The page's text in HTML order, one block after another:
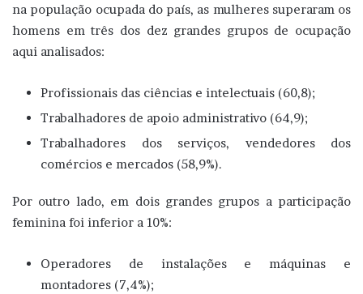
na população ocupada do país, as mulheres superaram os
homens em três dos dez grandes grupos de ocupação
aqui analisados:
Profissionais das ciências e intelectuais (60,8);
Trabalhadores de apoio administrativo (64,9);
Trabalhadores dos serviços, vendedores dos
comércios e mercados (58,9%).
Por outro lado, em dois grandes grupos a participação
feminina foi inferior a 10%:
Operadores de instalações e máquinas e
montadores (7,4%);